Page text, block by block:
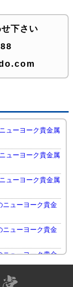
下さい
ューヨーク貴金属
ューヨーク貴金属
ューヨーク貴金属
ューヨーク貴金
ューヨーク貴金
ニューヨーク貴金
ューヨーク貴金